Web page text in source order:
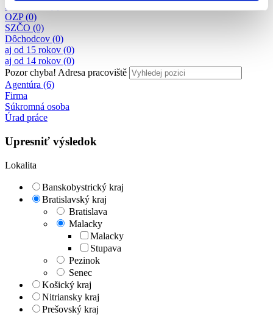
Absolventi (0)
OZP (0)
SZČO (0)
Dôchodcov (0)
aj od 15 rokov (0)
aj od 14 rokov (0)
Pozor chyba! Adresa pracoviště
Agentúra (6)
Firma
Súkromná osoba
Úrad práce
Upresniť výsledok
Lokalita
Banskobystrický kraj
Bratislavský kraj
Bratislava
Malacky
Malacky
Stupava
Pezinok
Senec
Košický kraj
Nitriansky kraj
Prešovský kraj